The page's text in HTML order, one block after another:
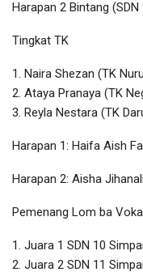
Harapan 2 Bintang
Tingkat TK
1. Naira Shezan (TK
2. Ataya Pranaya (TK
3. Reyla Nestara (TK
Harapan 1: Haifa Aish
Harapan 2: Aisha
Pemenang Lom ba
1. Juara 1 SDN 10
2. Juara 2 SDN 11